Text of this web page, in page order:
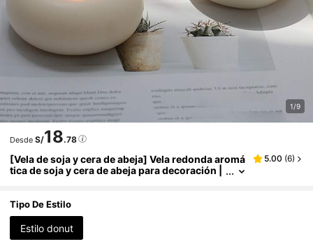
1/9
Desde S/18.78
[Vela de soja y cera de abeja] Vela redonda aromá
tica de soja y cera de abeja para decoración |
batería requerida, decoración con soporte para v
ela
5.00 (6)
Tipo De Estilo
Estilo donut